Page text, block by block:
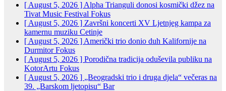
[ August 5, 2026 ] Alpha Trianguli donosi kosmički džez na
Tivat Music Festival Fokus
[ August 5, 2026 ] Završni koncerti XV Ljetnjeg kampa za
kamernu muziku Cetinje
[ August 5, 2026 ] Američki trio donio duh Kalifornije na
DurmitorFokus
[ August 5, 2026 ] Porodična tradicija oduševila publiku na
KotorArtu Fokus
[ August 5, 2026 ] „Beogradski trio i druga djela“ večeras na
39. „Barskom ljetopisu“ Bar